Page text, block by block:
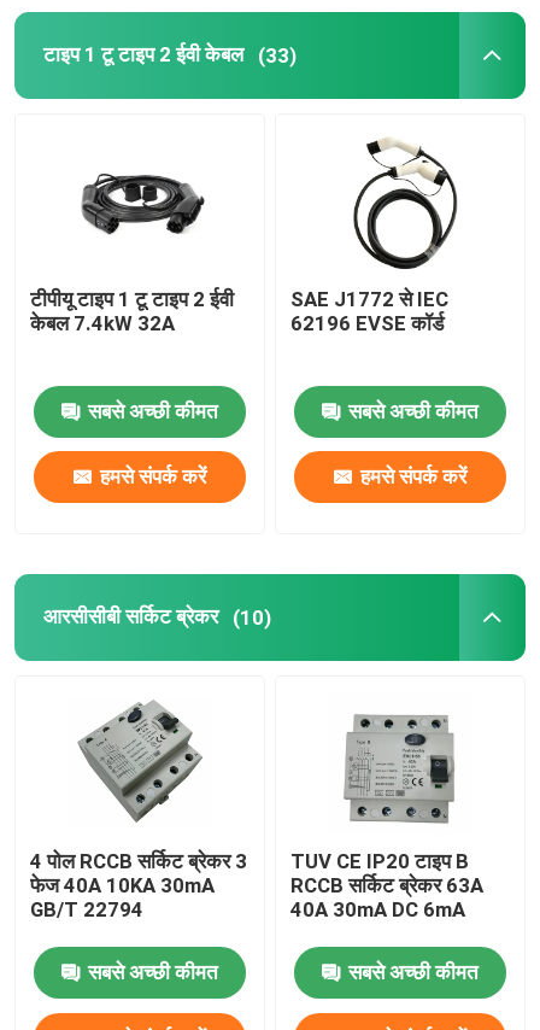
टाइप 1 टू टाइप 2 ईवी केबल (33)
टीपीयू टाइप 1 टू टाइप 2 ईवी
केबल 7.4kW 32A
सबसे अच्छी कीमत
हमसे संपर्क करें
SAE J1772 से IEC
62196 EVSE कॉर्ड
सबसे अच्छी कीमत
हमसे संपर्क करें
आरसीसीबी सर्किट ब्रेकर (10)
4 पोल RCCB सर्किट ब्रेकर 3
फेज 40A 10KA 30mA
GB/T 22794
सबसे अच्छी कीमत
TUV CE IP20 टाइप B
RCCB सर्किट ब्रेकर 63A
40A 30mA DC 6mA
सबसे अच्छी कीमत